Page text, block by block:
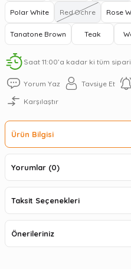
Polar White Red Ochre Rose
Tanatone Brown Teak
Saat 11:00’a kadar ki tüm
Yorum Yaz Tavsiye Et
Karşılaştır
Ürün Bilgisi
Yorumlar (0)
Taksit Seçenekleri
Önerileriniz